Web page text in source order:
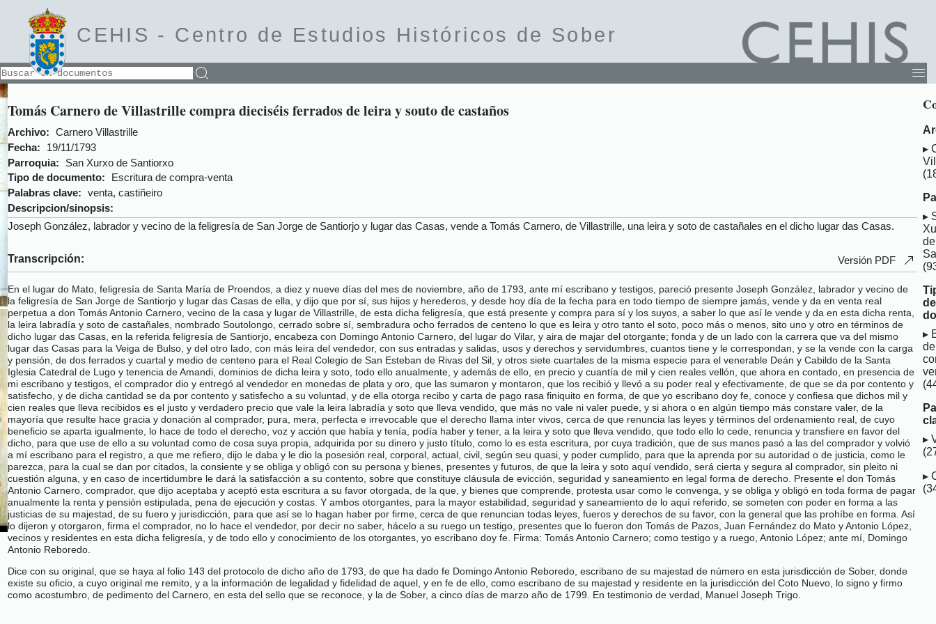
CEHIS - Centro de Estudios Históricos de Sober
Tomás Carnero de Villastrille compra dieciséis ferrados de leira y souto de castaños
Archivo:
Carnero Villastrille
Fecha:
19/11/1793
Parroquia:
San Xurxo de Santiorxo
Tipo de documento:
Escritura de compra-venta
Palabras clave:
venta, castiñeiro
Descripcion/sinopsis:
Joseph González, labrador y vecino de la feligresía de San Jorge de Santiorjo y lugar das Casas, vende a Tomás Carnero, de Villastrille, una leira y soto de castañales en el dicho lugar das Casas.
Transcripción: Versión PDF
En el lugar do Mato, feligresía de Santa María de Proendos, a diez y nueve días del mes de noviembre, año de 1793, ante mí escribano y testigos, pareció presente Joseph González, labrador y vecino de
la feligresía de San Jorge de Santiorjo y lugar das Casas de ella, y dijo que por sí, sus hijos y herederos, y desde hoy día de la fecha para en todo tiempo de siempre jamás, vende y da en venta real
perpetua a don Tomás Antonio Carnero, vecino de la casa y lugar de Villastrille, de esta dicha feligresía, que está presente y compra para sí y los suyos, a saber lo que así le vende y da en esta dicha renta,
la leira labradía y soto de castañales, nombrado Soutolongo, cerrado sobre sí, sembradura ocho ferrados de centeno lo que es leira y otro tanto el soto, poco más o menos, sito uno y otro en términos de
dicho lugar das Casas, en la referida feligresía de Santiorjo, encabeza con Domingo Antonio Carnero, del lugar do Vilar, y aira de majar del otorgante; fonda y de un lado con la carrera que va del mismo
lugar das Casas para la Veiga de Bulso, y del otro lado, con más leira del vendedor, con sus entradas y salidas, usos y derechos y servidumbres, cuantos tiene y le correspondan, y se la vende con la carga
y pensión, de dos ferrados y cuartal y medio de centeno para el Real Colegio de San Esteban de Rivas del Sil, y otros siete cuartales de la misma especie para el venerable Deán y Cabildo de la Santa
Iglesia Catedral de Lugo y tenencia de Amandi, dominios de dicha leira y soto, todo ello anualmente, y además de ello, en precio y cuantía de mil y cien reales vellón, que ahora en contado, en presencia de
mi escribano y testigos, el comprador dio y entregó al vendedor en monedas de plata y oro, que las sumaron y montaron, que los recibió y llevó a su poder real y efectivamente, de que se da por contento y
satisfecho, y de dicha cantidad se da por contento y satisfecho a su voluntad, y de ella otorga recibo y carta de pago rasa finiquito en forma, de que yo escribano doy fe, conoce y confiesa que dichos mil y
cien reales que lleva recibidos es el justo y verdadero precio que vale la leira labradía y soto que lleva vendido, que más no vale ni valer puede, y si ahora o en algún tiempo más constare valer, de la
mayoría que resulte hace gracia y donación al comprador, pura, mera, perfecta e irrevocable que el derecho llama inter vivos, cerca de que renuncia las leyes y términos del ordenamiento real, de cuyo
beneficio se aparta igualmente, lo hace de todo el derecho, voz y acción que había y tenía, podía haber y tener, a la leira y soto que lleva vendido, que todo ello lo cede, renuncia y transfiere en favor del
dicho, para que use de ello a su voluntad como de cosa suya propia, adquirida por su dinero y justo título, como lo es esta escritura, por cuya tradición, que de sus manos pasó a las del comprador y volvió
a mí escribano para el registro, a que me refiero, dijo le daba y le dio la posesión real, corporal, actual, civil, según seu quasi, y poder cumplido, para que la aprenda por su autoridad o de justicia, como le
parezca, para la cual se dan por citados, la consiente y se obliga y obligó con su persona y bienes, presentes y futuros, de que la leira y soto aquí vendido, será cierta y segura al comprador, sin pleito ni
cuestión alguna, y en caso de incertidumbre le dará la satisfacción a su contento, sobre que constituye cláusula de evicción, seguridad y saneamiento en legal forma de derecho. Presente el don Tomás
Antonio Carnero, comprador, que dijo aceptaba y aceptó esta escritura a su favor otorgada, de la que, y bienes que comprende, protesta usar como le convenga, y se obliga y obligó en toda forma de pagar
anualmente la renta y pensión estipulada, pena de ejecución y costas. Y ambos otorgantes, para la mayor estabilidad, seguridad y saneamiento de lo aquí referido, se someten con poder en forma a las
justicias de su majestad, de su fuero y jurisdicción, para que así se lo hagan haber por firme, cerca de que renuncian todas leyes, fueros y derechos de su favor, con la general que las prohíbe en forma. Así
lo dijeron y otorgaron, firma el comprador, no lo hace el vendedor, por decir no saber, hácelo a su ruego un testigo, presentes que lo fueron don Tomás de Pazos, Juan Fernández do Mato y Antonio López,
vecinos y residentes en esta dicha feligresía, y de todo ello y conocimiento de los otorgantes, yo escribano doy fe. Firma: Tomás Antonio Carnero; como testigo y a ruego, Antonio López; ante mí, Domingo
Antonio Reboredo.
Dice con su original, que se haya al folio 143 del protocolo de dicho año de 1793, de que ha dado fe Domingo Antonio Reboredo, escribano de su majestad de número en esta jurisdicción de Sober, donde
existe su oficio, a cuyo original me remito, y a la información de legalidad y fidelidad de aquel, y en fe de ello, como escribano de su majestad y residente en la jurisdicción del Coto Nuevo, lo signo y firmo
como acostumbro, de pedimento del Carnero, en esta del sello que se reconoce, y la de Sober, a cinco días de marzo año de 1799. En testimonio de verdad, Manuel Joseph Trigo.
de
de
de